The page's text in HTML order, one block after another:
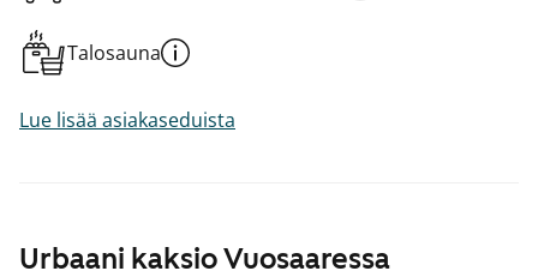
Urbaani kaksio Vuosaaressa
Talosauna
Lue lisää asiakaseduista